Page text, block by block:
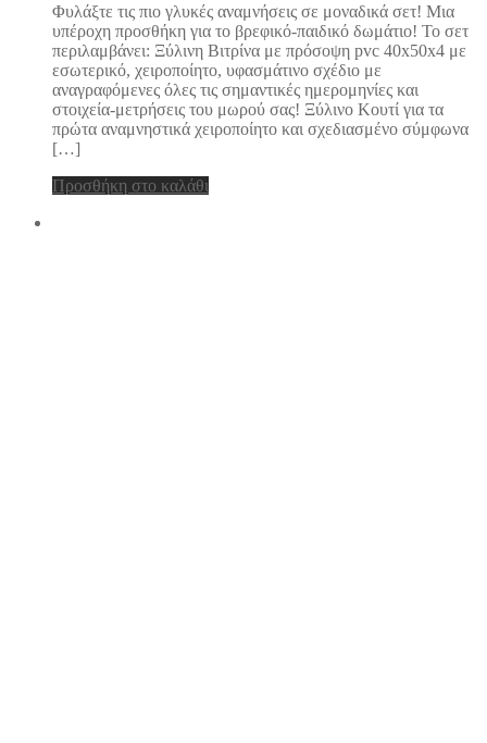
Φυλάξτε τις πιο γλυκές αναμνήσεις σε μοναδικά σετ! Μια
υπέροχη προσθήκη για το βρεφικό-παιδικό δωμάτιο! Το σετ
περιλαμβάνει: Ξύλινη Βιτρίνα με πρόσοψη pvc 40x50x4 με
εσωτερικό, χειροποίητο, υφασμάτινο σχέδιο με
αναγραφόμενες όλες τις σημαντικές ημερομηνίες και
στοιχεία-μετρήσεις του μωρού σας! Ξύλινο Κουτί για τα
πρώτα αναμνηστικά χειροποίητο και σχεδιασμένο σύμφωνα
[…]
Προσθήκη στο καλάθι